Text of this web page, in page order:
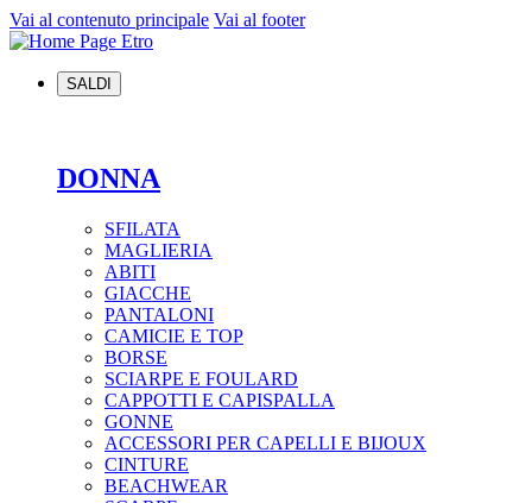
Vai al contenuto principale Vai al footer
SALDI
DONNA
SFILATA
MAGLIERIA
ABITI
GIACCHE
PANTALONI
CAMICIE E TOP
BORSE
SCIARPE E FOULARD
CAPPOTTI E CAPISPALLA
GONNE
ACCESSORI PER CAPELLI E BIJOUX
CINTURE
BEACHWEAR